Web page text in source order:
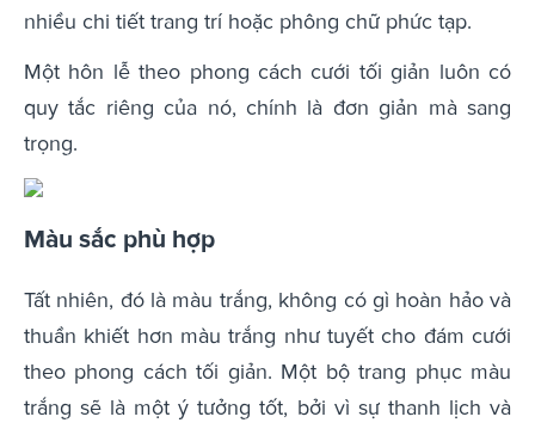
nhiều chi tiết trang trí hoặc phông chữ phức tạp.
Một hôn lễ theo phong cách cưới tối giản luôn có
quy tắc riêng của nó, chính là đơn giản mà sang
trọng.
Màu sắc phù hợp
Tất nhiên, đó là màu trắng, không có gì hoàn hảo và
thuần khiết hơn màu trắng như tuyết cho đám cưới
theo phong cách tối giản. Một bộ trang phục màu
trắng sẽ là một ý tưởng tốt, bởi vì sự thanh lịch và